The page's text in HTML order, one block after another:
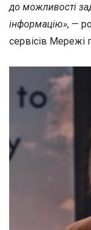
до можливості
інформацію», —
сервісів Мережі